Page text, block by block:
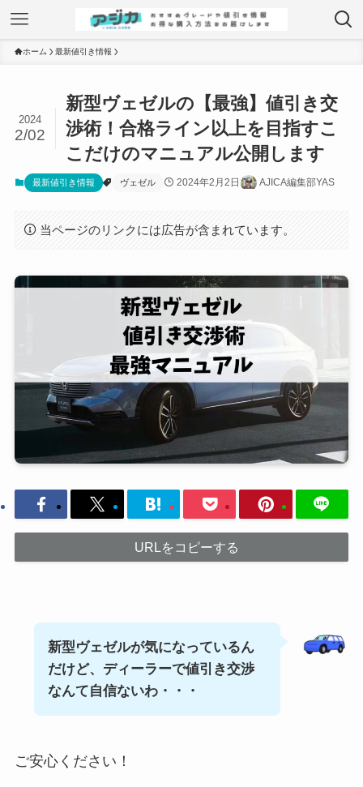
ホーム 最新値引き情報
新型ヴェゼルの【最強】値引き交
渉術！合格ライン以上を目指すこ
こだけのマニュアル公開します
2024
2/02
最新値引き情報 ヴェゼル 2024年2月2日 AJICA編集部YAS
当ページのリンクには広告が含まれています。
URLをコピーする
新型ヴェゼルが気になっているん
だけど、ディーラーで値引き交渉
なんて自信ないわ・・・
ご安心ください！